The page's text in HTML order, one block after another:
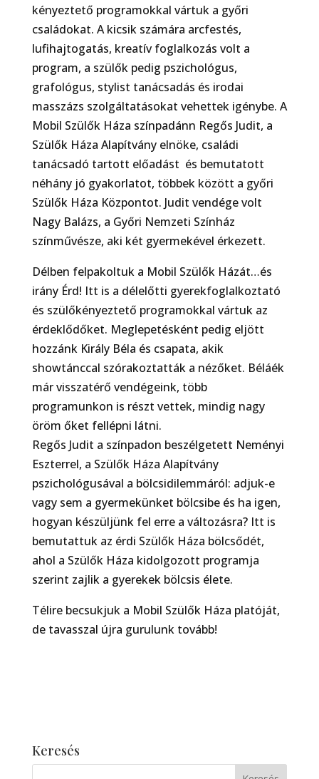
kényeztető programokkal vártuk a győri
családokat. A kicsik számára arcfestés,
lufihajtogatás, kreatív foglalkozás volt a
program, a szülők pedig pszichológus,
grafológus, stylist tanácsadás és irodai
masszázs szolgáltatásokat vehettek igénybe. A
Mobil Szülők Háza színpadánn Regős Judit, a
Szülők Háza Alapítvány elnöke, családi
tanácsadó tartott előadást és bemutatott
néhány jó gyakorlatot, többek között a győri
Szülők Háza Központot. Judit vendége volt
Nagy Balázs, a Győri Nemzeti Színház
színművésze, aki két gyermekével érkezett.
Délben felpakoltuk a Mobil Szülők Házát…és
irány Érd! Itt is a délelőtti gyerekfoglalkoztató
és szülőkényeztető programokkal vártuk az
érdeklődőket. Meglepetésként pedig eljött
hozzánk Király Béla és csapata, akik
showtánccal szórakoztatták a nézőket. Béláék
már visszatérő vendégeink, több
programunkon is részt vettek, mindig nagy
öröm őket fellépni látni.
Regős Judit a színpadon beszélgetett Neményi
Eszterrel, a Szülők Háza Alapítvány
pszichológusával a bölcsidilemmáról: adjuk-e
vagy sem a gyermekünket bölcsibe és ha igen,
hogyan készüljünk fel erre a változásra? Itt is
bemutattuk az érdi Szülők Háza bölcsődét,
ahol a Szülők Háza kidolgozott programja
szerint zajlik a gyerekek bölcsis élete.
Télire becsukjuk a Mobil Szülők Háza platóját,
de tavasszal újra gurulunk tovább!
Keresés